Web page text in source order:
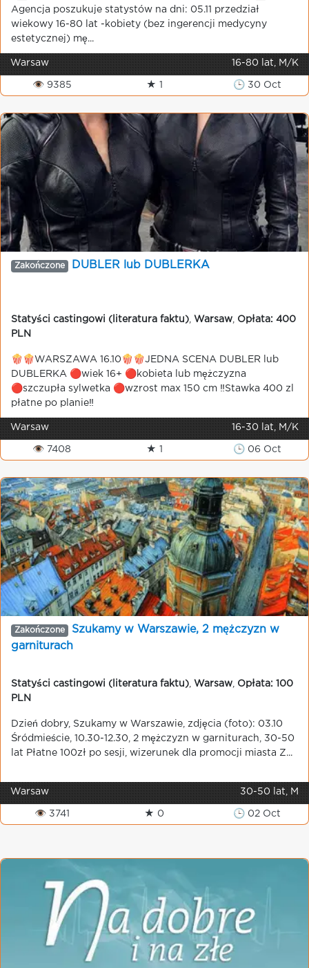
Agencja poszukuje statystów na dni: 05.11 przedział
wiekowy 16-80 lat -kobiety (bez ingerencji medycyny
estetycznej) mę...
Warsaw 16-80 lat, M/K
👁 9385 ★ 1 🕒 30 Oct
Zakończone DUBLER lub DUBLERKA
Statyści castingowi (literatura faktu) Warsaw
Opłata: 400
PLN
🍿🍿WARSZAWA 16.10🍿🍿JEDNA SCENA DUBLER lub
DUBLERKA 🔴wiek 16+ 🔴kobieta lub mężczyzna
🔴szczupła sylwetka 🔴wzrost max 150 cm ‼️Stawka 400 zl
płatne po planie‼️
Warsaw 16-30 lat, M/K
👁 7408 ★ 1 🕒 06 Oct
Zakończone
Szukamy w Warszawie, 2 mężczyzn w
garniturach
Statyści castingowi (literatura faktu) Warsaw
Opłata: 100
PLN
Dzień dobry, Szukamy w Warszawie, zdjęcia (foto): 03.10
Śródmieście, 10.30-12.30, 2 mężczyzn w garniturach, 30-50
lat Płatne 100zł po sesji, wizerunek dla promocji miasta Z...
Warsaw 30-50 lat, M
👁 3741 ★ 0 🕒 02 Oct